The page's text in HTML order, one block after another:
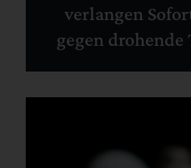
verlangen
gegen